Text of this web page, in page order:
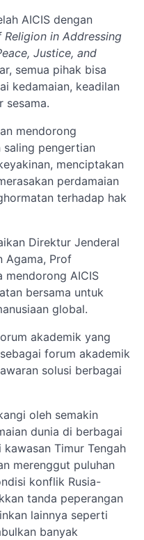
AICIS dengan
Religion in Addressing
Justice, and
semua pihak bisa
kedamaian, keadilan
sesama.
mendorong
pengertian
menciptakan
perdamaian
terhadap hak
Direktur Jenderal
Agama, Prof
mendorong AICIS
bersama untuk
global.
akademik yang
forum akademik
solusi berbagai
oleh semakin
dunia di berbagai
Timur Tengah
merenggut puluhan
konflik Rusia-
tanda peperangan
lainnya seperti
banyak